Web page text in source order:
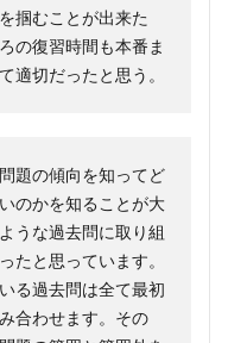
掴むことが出来た
の復習時間も本番ま
適切だったと思う。
題の傾向を知ってど
のかを知ることが大
うな過去問に取り組
たと思っています。
る過去問は全て最初
合わせます。その